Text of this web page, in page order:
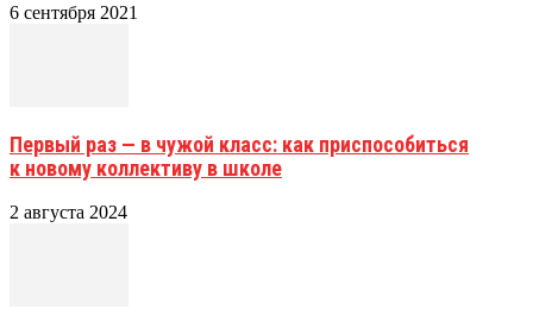
6 сентября 2021
Первый раз — в чужой класс: как приспособиться
к новому коллективу в школе
2 августа 2024